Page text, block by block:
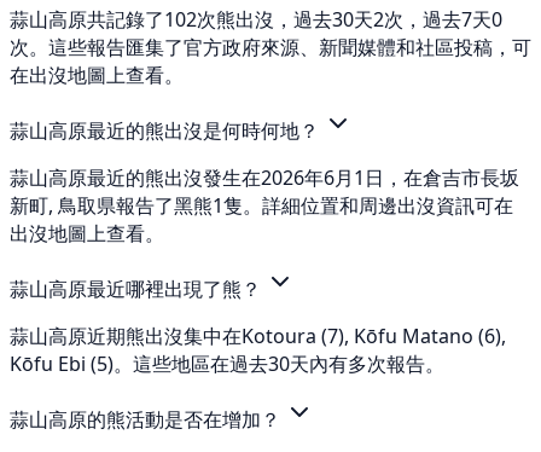
蒜山高原共記錄了102次熊出沒，過去30天2次，過去7天0
次。這些報告匯集了官方政府來源、新聞媒體和社區投稿，可
在出沒地圖上查看。
蒜山高原最近的熊出沒是何時何地？
蒜山高原最近的熊出沒發生在2026年6月1日，在倉吉市長坂
新町, 鳥取県報告了黑熊1隻。詳細位置和周邊出沒資訊可在
出沒地圖上查看。
蒜山高原最近哪裡出現了熊？
蒜山高原近期熊出沒集中在Kotoura (7), Kōfu Matano (6),
Kōfu Ebi (5)。這些地區在過去30天內有多次報告。
蒜山高原的熊活動是否在增加？